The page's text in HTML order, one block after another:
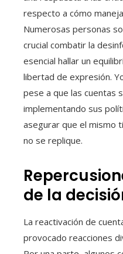
respecto a cómo
Numerosas personas
crucial combatir la
esencial hallar un
libertad de expresión.
pese a que las cuentas
implementando sus
asegurar que el mismo
no se replique.
de la
La reactivación de
provocado reacciones